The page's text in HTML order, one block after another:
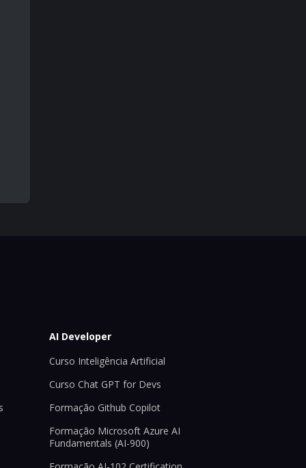
AI Developer
Curso Inteligência Artificial
Curso Chat GPT for Devs
Formação Github Copilot
Formação Microsoft Azure AI
Fundamentals (AI-900)